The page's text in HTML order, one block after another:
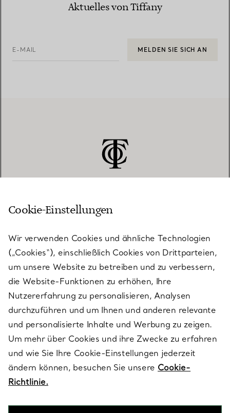
Aktuelles von Tiffany
E-MAIL MELDEN SIE SICH AN
KUNDENSERVICE
SERVICES
ÜBER TIFFANY & CO.
RECHTLICHE HINWEISE
FOLGEN SIE UNS
Cookie-Einstellungen
Wir verwenden Cookies und ähnliche Technologien
(„Cookies“), einschließlich Cookies von Drittparteien,
um unsere Website zu betreiben und zu verbessern,
die Website-Funktionen zu erhöhen, Ihre
Nutzererfahrung zu personalisieren, Analysen
durchzuführen und um Ihnen und anderen relevante
und personalisierte Inhalte und Werbung zu zeigen.
Um mehr über Cookies und ihre Zwecke zu erfahren
und wie Sie Ihre Cookie-Einstellungen jederzeit
ändern können, besuchen Sie unsere Cookie-
Richtlinie.